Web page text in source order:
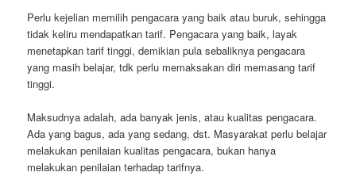
Perlu kejelian memilih pengacara yang baik atau buruk, sehingga
tidak keliru mendapatkan tarif. Pengacara yang baik, layak
menetapkan tarif tinggi, demikian pula sebaliknya pengacara
yang masih belajar, tdk perlu memaksakan diri memasang tarif
tinggi.
Maksudnya adalah, ada banyak jenis, atau kualitas pengacara.
Ada yang bagus, ada yang sedang, dst. Masyarakat perlu belajar
melakukan penilaian kualitas pengacara, bukan hanya
melakukan penilaian terhadap tarifnya.